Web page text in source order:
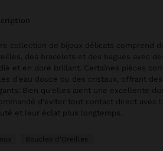
collection de bijoux délicats comprend
des bracelets et des bagues avec
et en doré brillant. Certaines pièces
d'eau douce ou des cristaux, offrant
Bien qu'elles aient une excellente
d'éviter tout contact direct avec
et leur éclat plus longtemps.
Boucles d'Oreilles